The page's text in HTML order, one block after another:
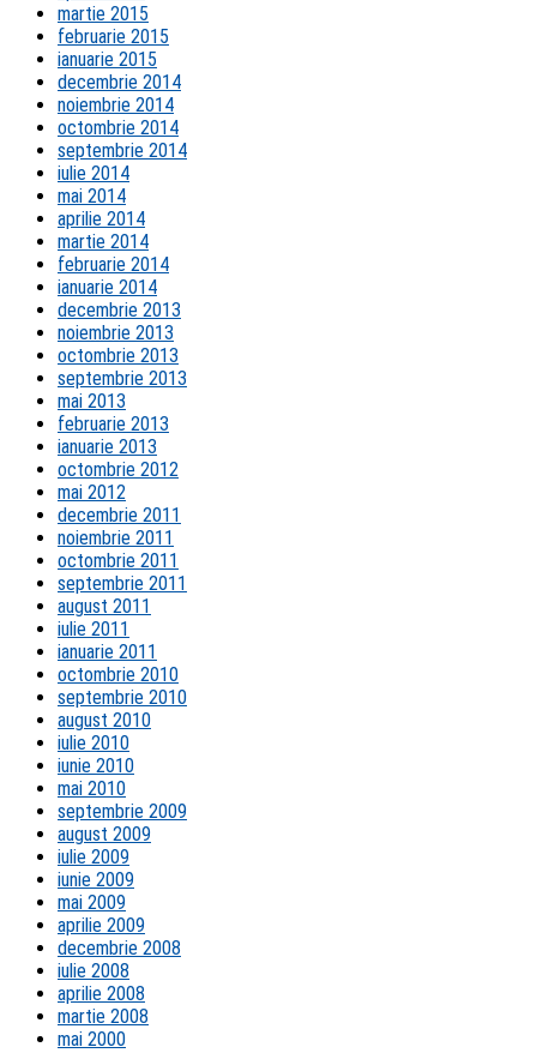
martie 2015
februarie 2015
ianuarie 2015
decembrie 2014
noiembrie 2014
octombrie 2014
septembrie 2014
iulie 2014
mai 2014
aprilie 2014
martie 2014
februarie 2014
ianuarie 2014
decembrie 2013
noiembrie 2013
octombrie 2013
septembrie 2013
mai 2013
februarie 2013
ianuarie 2013
octombrie 2012
mai 2012
decembrie 2011
noiembrie 2011
octombrie 2011
septembrie 2011
august 2011
iulie 2011
ianuarie 2011
octombrie 2010
septembrie 2010
august 2010
iulie 2010
iunie 2010
mai 2010
septembrie 2009
august 2009
iulie 2009
iunie 2009
mai 2009
aprilie 2009
decembrie 2008
iulie 2008
aprilie 2008
martie 2008
mai 2000